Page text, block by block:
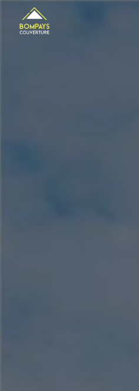
Panneau de gestion des cookies